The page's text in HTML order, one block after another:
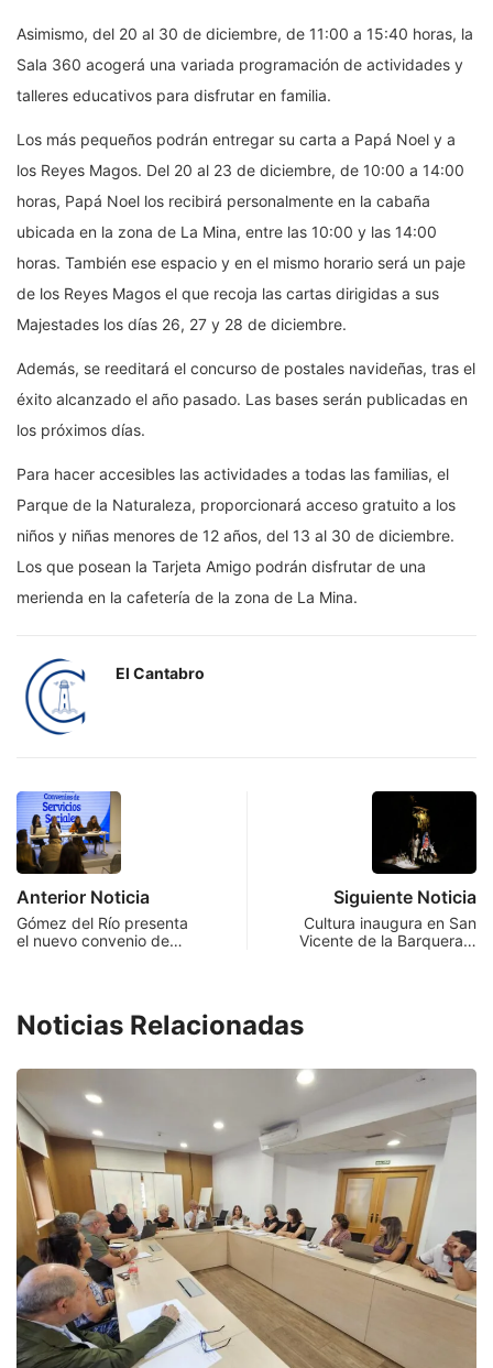
Asimismo, del 20 al 30 de diciembre, de 11:00 a 15:40 horas, la
Sala 360 acogerá una variada programación de actividades y
talleres educativos para disfrutar en familia.
Los más pequeños podrán entregar su carta a Papá Noel y a
los Reyes Magos. Del 20 al 23 de diciembre, de 10:00 a 14:00
horas, Papá Noel los recibirá personalmente en la cabaña
ubicada en la zona de La Mina, entre las 10:00 y las 14:00
horas. También ese espacio y en el mismo horario será un paje
de los Reyes Magos el que recoja las cartas dirigidas a sus
Majestades los días 26, 27 y 28 de diciembre.
Además, se reeditará el concurso de postales navideñas, tras el
éxito alcanzado el año pasado. Las bases serán publicadas en
los próximos días.
Para hacer accesibles las actividades a todas las familias, el
Parque de la Naturaleza, proporcionará acceso gratuito a los
niños y niñas menores de 12 años, del 13 al 30 de diciembre.
Los que posean la Tarjeta Amigo podrán disfrutar de una
merienda en la cafetería de la zona de La Mina.
El Cantabro
Anterior Noticia
Gómez del Río presenta
el nuevo convenio de…
Siguiente Noticia
Cultura inaugura en San
Vicente de la Barquera…
Noticias Relacionadas